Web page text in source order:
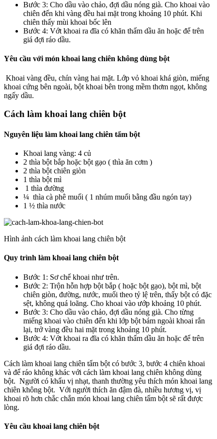
Bước 3: Cho dầu vào chảo, đợi dầu nóng già. Cho khoai vào
chiên đến khi vàng đều hai mặt trong khoảng 10 phút. Khi
chiên thấy mùi khoai bốc lên
Bước 4: Vớt khoai ra đĩa có khăn thấm dầu ăn hoặc để trên
giá đợi ráo dầu.
Yêu cầu với món khoai lang chiên không dùng bột
Khoai vàng đều, chín vàng hai mặt. Lớp vỏ khoai khá giòn, miếng
khoai cứng bên ngoài, bột khoai bên trong mềm thơm ngọt, không
ngấy dầu.
Cách làm khoai lang chiên bột
Nguyên liệu làm khoai lang chiên tẩm bột
Khoai lang vàng: 4 củ
2 thìa bột bắp hoặc bột gạo ( thìa ăn cơm )
2 thìa bột chiên giòn
1 thìa bột mì
1 thìa đường
¼ thìa cà phê muối ( 1 nhúm muối bằng đầu ngón tay)
1 ½ thìa nước
Hình ảnh cách làm khoai lang chiên bột
Quy trình làm khoai lang chiên bột
Bước 1: Sơ chế khoai như trên.
Bước 2: Trộn hỗn hợp bột bắp ( hoặc bột gạo), bột mì, bột
chiên giòn, đường, nước, muối theo tỷ lệ trên, thấy bột có đặc
sệt, không quá loãng. Cho khoai vào ướp khoảng 10 phút.
Bước 3: Cho dầu vào chảo, đợi dầu nóng già. Cho từng
miếng khoai vào chiên đến khi lớp bột bám ngoài khoai rắn
lại, trở vàng đều hai mặt trong khoảng 10 phút.
Bước 4: Vớt khoai ra đĩa có khăn thấm dầu ăn hoặc để trên
giá đợi ráo dầu.
Cách làm khoai lang chiên tẩm bột có bước 3, bước 4 chiên khoai
và để ráo không khác với cách làm khoai lang chiên không dùng
bột. Người có khẩu vị nhạt, thanh thường yêu thích món khoai lang
chiên không bột. Với người thích ăn đậm đà, nhiều hương vị, vị
khoai rõ hơn chắc chắn món khoai lang chiên tẩm bột sẽ rất được
lòng.
Yêu cầu khoai lang chiên bột